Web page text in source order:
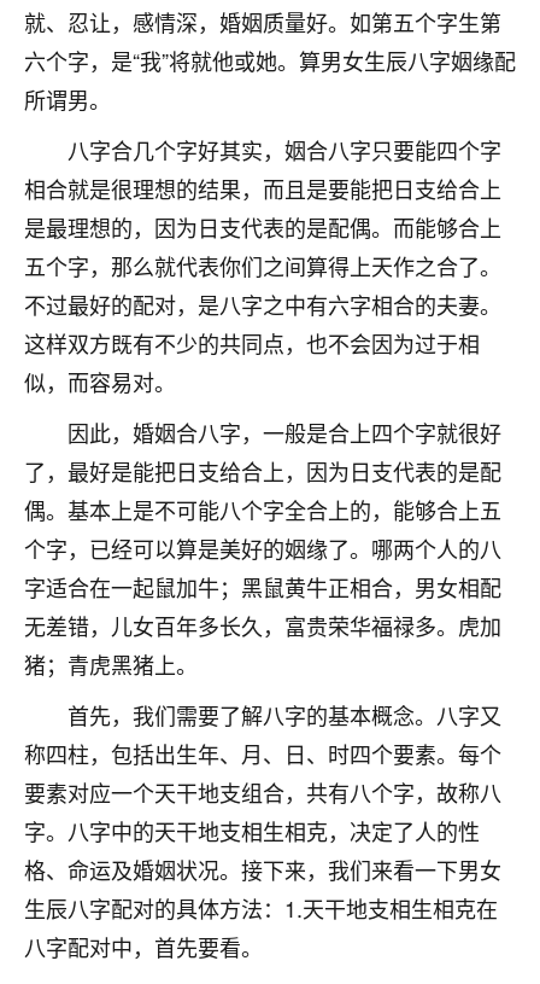
就、忍让，感情深，婚姻质量好。如第五个字生第
六个字，是“我”将就他或她。算男女生辰八字姻缘配
所谓男。
八字合几个字好其实，姻合八字只要能四个字
相合就是很理想的结果，而且是要能把日支给合上
是最理想的，因为日支代表的是配偶。而能够合上
五个字，那么就代表你们之间算得上天作之合了。
不过最好的配对，是八字之中有六字相合的夫妻。
这样双方既有不少的共同点，也不会因为过于相
似，而容易对。
因此，婚姻合八字，一般是合上四个字就很好
了，最好是能把日支给合上，因为日支代表的是配
偶。基本上是不可能八个字全合上的，能够合上五
个字，已经可以算是美好的姻缘了。哪两个人的八
字适合在一起鼠加牛；黑鼠黄牛正相合，男女相配
无差错，儿女百年多长久，富贵荣华福禄多。虎加
猪；青虎黑猪上。
首先，我们需要了解八字的基本概念。八字又
称四柱，包括出生年、月、日、时四个要素。每个
要素对应一个天干地支组合，共有八个字，故称八
字。八字中的天干地支相生相克，决定了人的性
格、命运及婚姻状况。接下来，我们来看一下男女
生辰八字配对的具体方法：1.天干地支相生相克在
八字配对中，首先要看。
鹿森 ：你可以找老师看看，人有时不服命不行
啊！
是我从找店开始都是找慧来老师跟进的，选
址、风水、还有开业日子，哪哪都看了，虽然
大环境不好，但是我家生意还可以，前几天又
刚找老师做了补财库，希望财运更好一点！
2小时前 来自海南 18
梦醒时分
我女儿高二叛逆，大半年不上学，一说她就要死要活
的，把我们两口子愁的不行，朋友给我推荐的慧来老
做完，我女儿跟变了个人一样，不期望她能考多好的
大学，只要能安安稳稳的把书读了，身体心理都健健
康康的我就很知足了！
鹿森：可怜天下父母心啊！
3小时前 来自河北 16
付深
三个，找老师的时候是抱着侥幸心理，没想到老师看
着我晋升有望，我半信半疑的按照老师建议，做了化
太岁还有一个发钱粮，本来年前的人事调整，拖到年
后，我以为都没戏了，结果开年一上班，开会提拔升
职第一个就是我，职务无所谓，主要是底薪加了
3000，非常开心，无论如何，感恩感谢！🙏🏻
鹿森：恭喜升职加薪！！，请客吗？�
12小时前 来自北京